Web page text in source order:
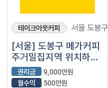
테이크아웃커피 서울 도봉구
[서울] 도봉구 메가커피
주거밀집지역 위치하여
유동인구 끊이지 않는
매장을 소개합니다!
권리금
9,000만원
월수익
500만원